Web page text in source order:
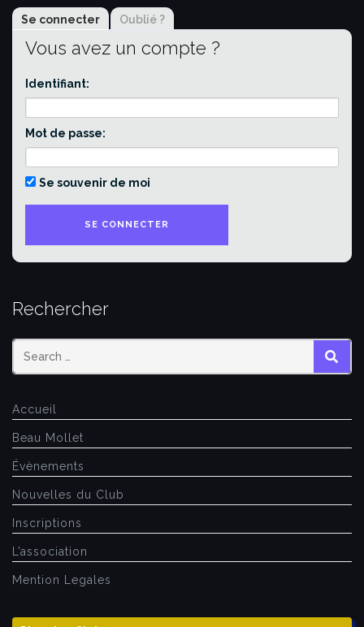
Se connecter Oublié ?
Vous avez un compte ?
Identifiant:
Mot de passe:
Se souvenir de moi
Rechercher
Accueil
Beau Mollet
Évènements
Nouvelles du Club
Inscriptions
L’association
Mention Legales